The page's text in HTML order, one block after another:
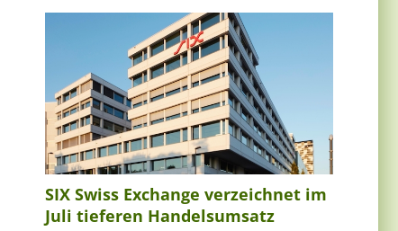
SIX Swiss Exchange verzeichnet im
Juli tieferen Handelsumsatz